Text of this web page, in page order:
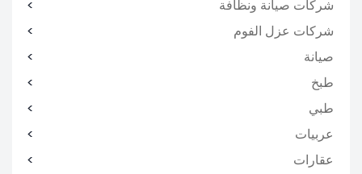
شركات صيانة ونظافة
شركات عزل الفوم
صيانة
طبخ
طبي
عربيات
عقارات